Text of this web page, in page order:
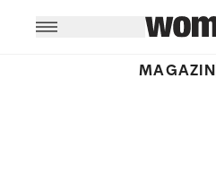
MAGAZIN